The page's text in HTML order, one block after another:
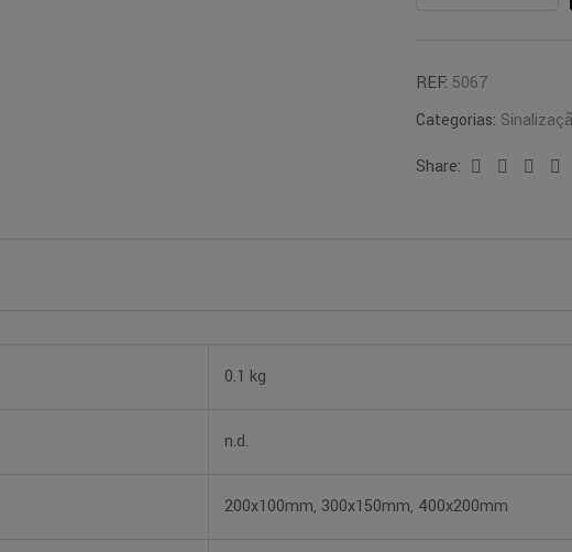
REF: 5067
Categorias:
Share:
Facebook
Twitter
0.1 kg
n.d.
200x100mm, 300x150mm, 400x200mm